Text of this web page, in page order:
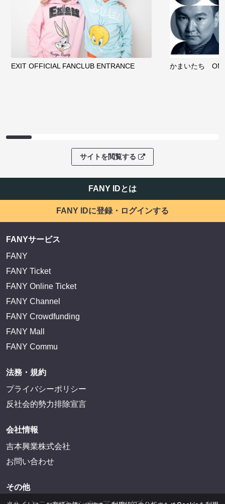
EXIT OFFICIAL FANCLUB ENTRANCE かまいたち
サイトを閲覧する
FANY IDとは
FANY IDに登録・ログインする
FANYサービス
FANY
FANY Ticket
FANY Online Ticket
FANY Channel
FANY Crowdfunding
FANY Mall
FANY Commu
法務・規約
プライバシーポリシー
反社会的勢力排除宣言
会社情報
吉本興業株式会社
お問い合わせ
その他